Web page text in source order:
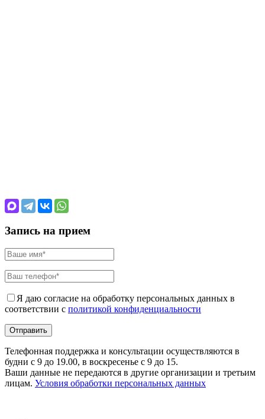
Запись на прием
Я даю согласие на обработку персональных данных в
соответствии с политикой конфиденциальности
Телефонная поддержка и консультации осуществляются в
будни с 9 до 19.00, в воскресенье с 9 до 15.
Ваши данные не передаются в другие организации и третьим
лицам. Условия обработки персональных данных